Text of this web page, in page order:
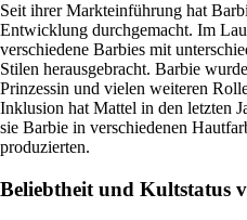
Seit ihrer Markteinführung hat
Entwicklung durchgemacht. Im
verschiedene Barbies mit
Stilen herausgebracht. Barbie
Prinzessin und vielen weiteren
Inklusion hat Mattel in den letzten
sie Barbie in verschiedenen
produzierten.
Beliebtheit und Kultstatus